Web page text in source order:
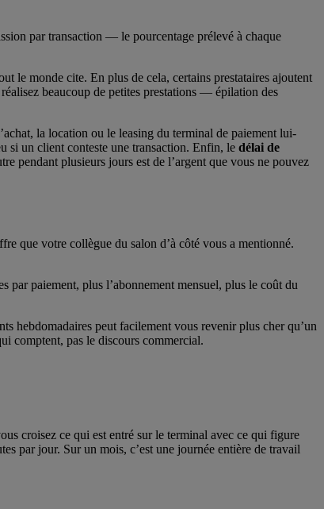
par transaction — le pourcentage prélevé à chaque
le monde cite. En plus de cela, certains prestataires ajoutent
beaucoup de petites prestations — épilation des
la location ou le leasing du terminal de paiement lui-
si un client conteste une transaction. Enfin, le délai de
pendant plusieurs jours est de l’argent que vous ne pouvez
que votre collègue du salon d’à côté vous a mentionné.
par paiement, plus l’abonnement mensuel, plus le coût du
hebdomadaires peut facilement vous revenir plus cher qu’un
comptent, pas le discours commercial.
croisez ce qui est entré sur le terminal avec ce qui figure
par jour. Sur un mois, c’est une journée entière de travail